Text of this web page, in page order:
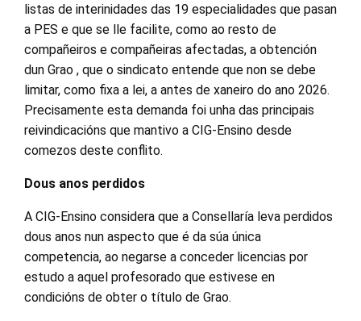
listas de interinidades das 19 especialidades que pasan
a PES e que se lle facilite, como ao resto de
compañeiros e compañeiras afectadas, a obtención
dun Grao , que o sindicato entende que non se debe
limitar, como fixa a lei, a antes de xaneiro do ano 2026.
Precisamente esta demanda foi unha das principais
reivindicacións que mantivo a CIG-Ensino desde
comezos deste conflito.
Dous anos perdidos
A CIG-Ensino considera que a Consellaría leva perdidos
dous anos nun aspecto que é da súa única
competencia, ao negarse a conceder licencias por
estudo a aquel profesorado que estivese en
condicións de obter o título de Grao.